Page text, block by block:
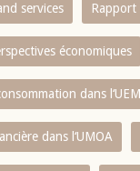
services Rapport
économiques
dans
dans l‘UMOA